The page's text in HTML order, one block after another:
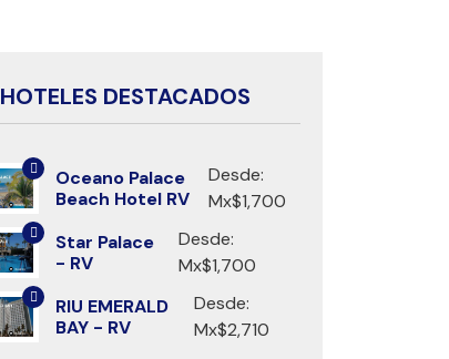
HOTELES DESTACADOS
Oceano Palace
Beach Hotel RV
Desde:
Mx$1,700
Star Palace
- RV
Desde:
Mx$1,700
RIU EMERALD
BAY - RV
Desde:
Mx$2,710